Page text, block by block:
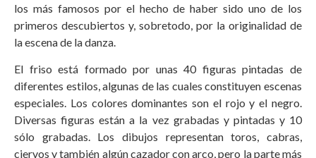
los más famosos por el hecho de haber sido uno de los
primeros descubiertos y, sobretodo, por la originalidad de
la escena de la danza.
El friso está formado por unas 40 figuras pintadas de
diferentes estilos, algunas de las cuales constituyen escenas
especiales. Los colores dominantes son el rojo y el negro.
Diversas figuras están a la vez grabadas y pintadas y 10
sólo grabadas. Los dibujos representan toros, cabras,
ciervos y también algún cazador con arco, pero la parte más